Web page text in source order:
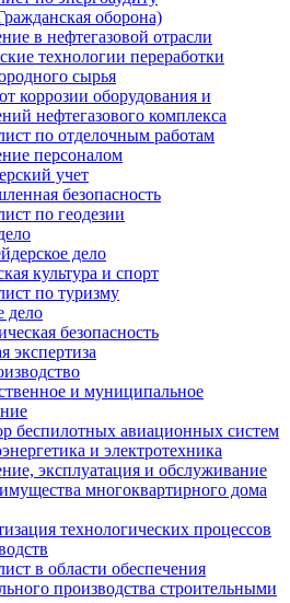
оборона)
в нефтегазовой отрасли
технологии переработки
сырья
коррозии оборудования и
нефтегазового комплекса
по отделочным работам
персоналом
учет
безопасность
по геодезии
дело
культура и спорт
по туризму
дело
безопасность
экспертиза
и муниципальное
беспилотных авиационных систем
и электротехника
эксплуатация и обслуживание
многоквартирного дома
технологических процессов
в области обеспечения
производства строительными